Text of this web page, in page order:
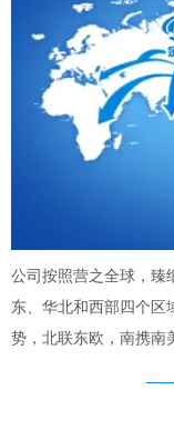
公司按照营之全球，臻
东、华北和西部四个区
势，北联东欧，南携南